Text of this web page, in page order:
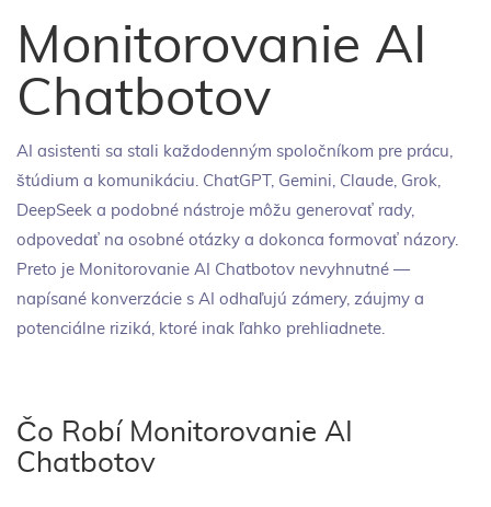
Monitorovanie AI
Chatbotov
AI asistenti sa stali každodenným spoločníkom pre prácu,
štúdium a komunikáciu. ChatGPT, Gemini, Claude, Grok,
DeepSeek a podobné nástroje môžu generovať rady,
odpovedať na osobné otázky a dokonca formovať názory.
Preto je Monitorovanie AI Chatbotov nevyhnutné —
napísané konverzácie s AI odhaľujú zámery, záujmy a
potenciálne riziká, ktoré inak ľahko prehliadnete.
Čo Robí Monitorovanie AI
Chatbotov